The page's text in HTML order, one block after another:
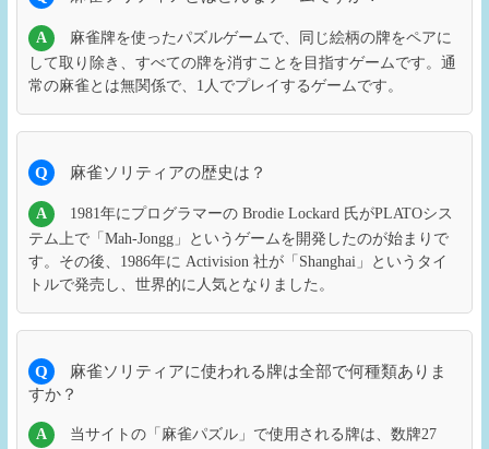
A
麻雀牌を使ったパズルゲームで、同じ絵柄の牌をペアに
して取り除き、すべての牌を消すことを目指すゲームです。通
常の麻雀とは無関係で、1人でプレイするゲームです。
Q 麻雀ソリティアの歴史は？
A
1981年にプログラマーの Brodie Lockard 氏がPLATOシス
テム上で「Mah-Jongg」というゲームを開発したのが始まりで
す。その後、1986年に Activision 社が「Shanghai」というタイ
トルで発売し、世界的に人気となりました。
Q
麻雀ソリティアに使われる牌は全部で何種類ありま
すか？
A
当サイトの「麻雀パズル」で使用される牌は、数牌27